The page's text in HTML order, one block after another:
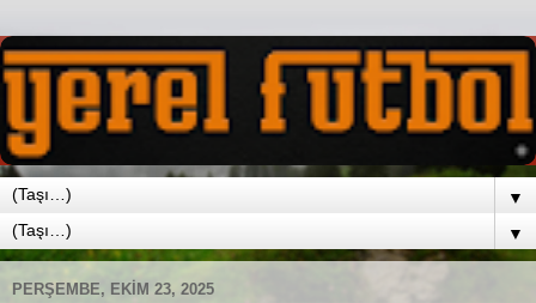
▼
▼
PERŞEMBE, EKIM 23, 2025